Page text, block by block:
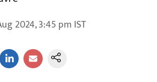
2024, 3:45 pm IST